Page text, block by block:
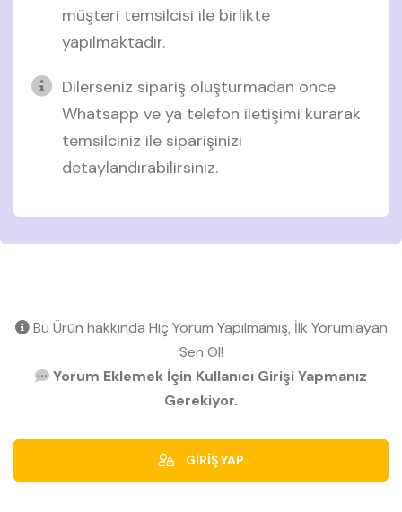
müşteri temsilcisi ile birlikte
yapılmaktadır.
Dilerseniz sipariş oluşturmadan önce
Whatsapp ve ya telefon iletişimi kurarak
temsilciniz ile siparişinizi
detaylandırabilirsiniz.
Bu Ürün hakkında Hiç Yorum Yapılmamış, İlk Yorumlayan
Sen Ol!
Yorum Eklemek İçin Kullanıcı Girişi Yapmanız
Gerekiyor.
GİRİŞ YAP